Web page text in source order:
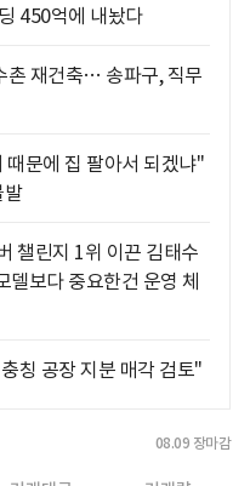
450억에 내놨다
촌 재건축… 송파구, 직무
문에 집 팔아서 되겠냐"
발
챌린지 1위 이끈 김태수
델보다 중요한건 운영 체
칭 공장 지분 매각 검토"
08.09 장마감